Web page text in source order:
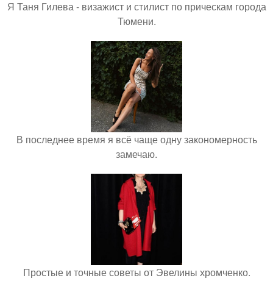
Я Таня Гилева - визажист и стилист по прическам города
Тюмени.
В последнее время я всё чаще одну закономерность
замечаю.
Простые и точные советы от Эвелины хромченко.